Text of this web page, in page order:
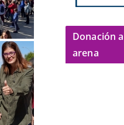
Donación
arena